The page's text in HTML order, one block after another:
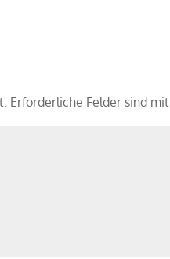
Erforderliche Felder sind mit